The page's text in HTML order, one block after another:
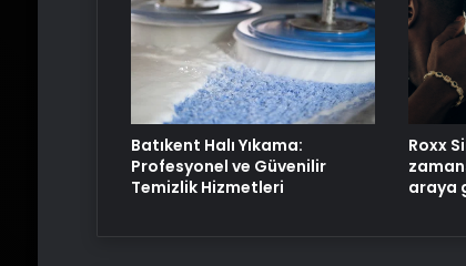
Batıkent Halı Yıkama:
Profesyonel ve Güvenilir
Temizlik Hizmetleri
Roxx
araya